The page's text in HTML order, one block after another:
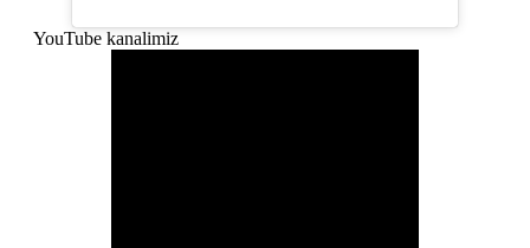
YouTube kanalimiz